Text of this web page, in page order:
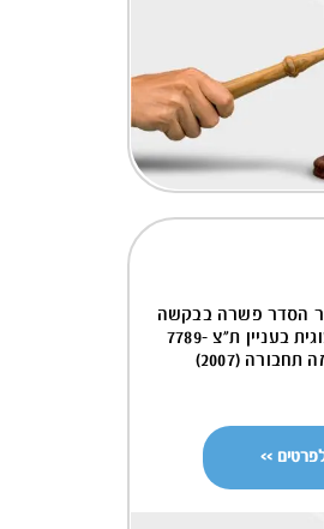
הסדר פשרה בבקשה
לאישור תביעה ייצוגית בעניין ת"צ 7789-
06-15 כרמי נ' שלמה תחבורה (2007)
>>